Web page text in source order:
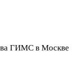
ГИМС в Москве